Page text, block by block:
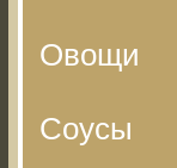
Овощи
Соусы